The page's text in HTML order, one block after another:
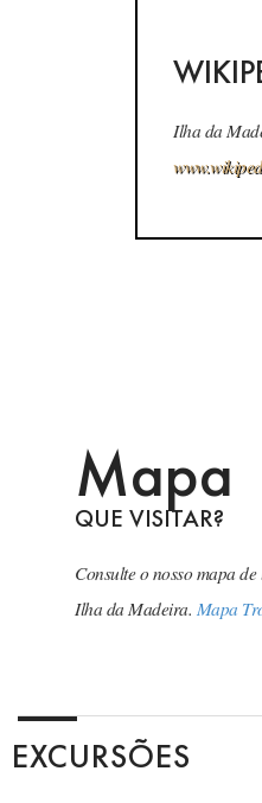
Ilha da
Mapa
QUE VISITAR?
Consulte o nosso mapa
Ilha da Madeira. Mapa
EXCURSÕES